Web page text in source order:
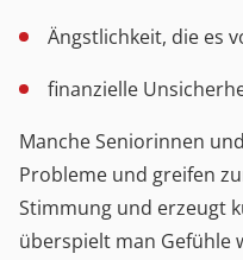
Ängstlichkeit, die es
finanzielle
Manche Seniorinnen
Probleme und greifen
Stimmung und erzeugt
überspielt man Gefühle